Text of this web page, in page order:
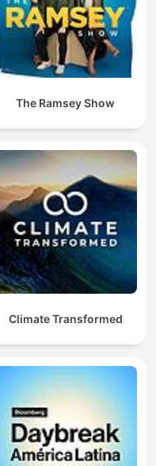
The Ramsey Show
Climate Transformed